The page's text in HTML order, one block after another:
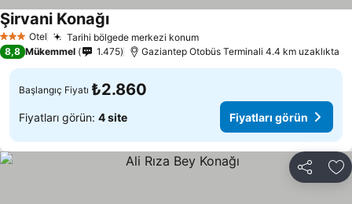
3 YıldızOtel Tarihi bölgede merkezi konumFiyatları görün
Şirvani KonağıFiyatları görün
8,8 Mükemmel 1.475 Gaziantep Otobüs Terminali 4.4 km uzaklıkta
Başlangıç Fiyatı ₺2.860
Fiyatları görün: 4 site Fiyatları görün
Paylaş